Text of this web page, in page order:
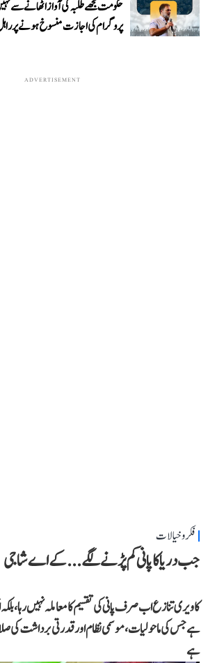
حکومت مجھے طلبہ کی آواز اٹھانے سے
پروگرام کی اجازت منسوخ ہونے پر
ADVERTISEMENT
فکر و خیالات
جب دریا کا پانی کم پڑنے لگے...کے اے شاجی
کاویری تنازع اب صرف پانی کی تقسیم کا معاملہ نہیں رہا،
ہے جس کی ماحولیات، موسمی نظام اور قدرتی برداشت
ہے